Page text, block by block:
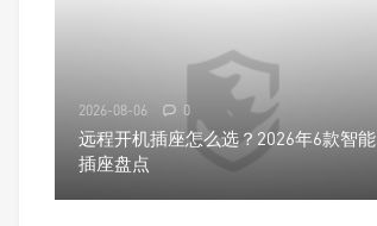
2026-08-06 0
远程开机插座怎么选？2026年6款智能
插座盘点